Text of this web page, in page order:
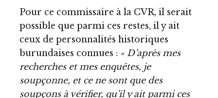
Pour ce commissaire à la CVR, il serait
possible que parmi ces restes, il y ait
ceux de personnalités historiques
burundaises connues : « D’après mes
recherches et mes enquêtes, je
soupçonne, et ce ne sont que des
soupçons à vérifier, qu’il y ait parmi ces